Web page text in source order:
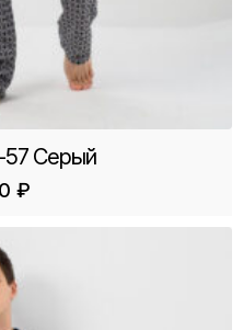
Серый
₽